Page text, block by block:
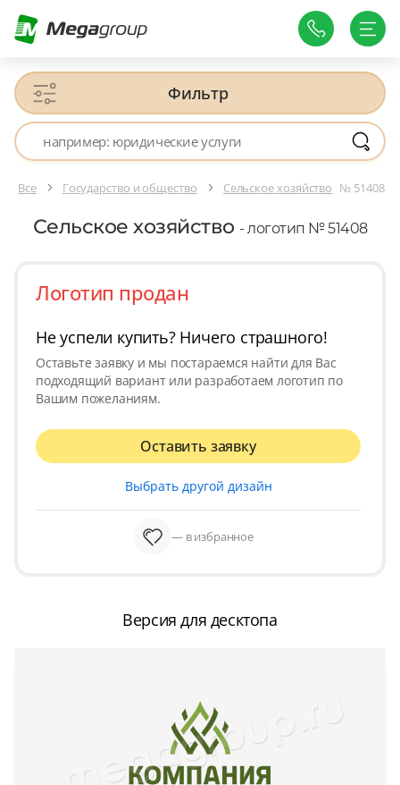
Фильтр
Все Государство и общество Сельское хозяйство № 51408
Сельское хозяйство - логотип № 51408
Логотип продан
Не успели купить? Ничего страшного!
Оставьте заявку и мы постараемся найти для Вас
подходящий вариант или разработаем логотип по
Вашим пожеланиям.
Оставить заявку
Выбрать другой дизайн
— в избранное
Версия для десктопа